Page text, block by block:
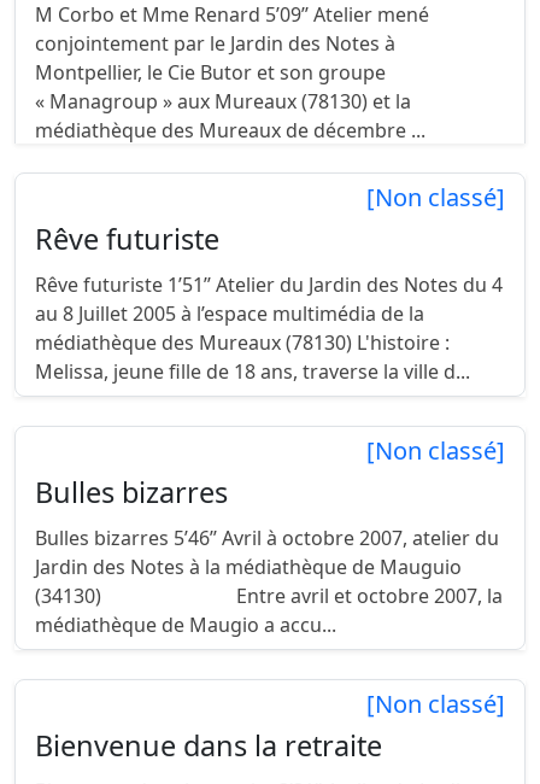
M Corbo et Mme Renard 5’09’’ Atelier mené
conjointement par le Jardin des Notes à
Montpellier, le Cie Butor et son groupe
« Managroup » aux Mureaux (78130) et la
médiathèque des Mureaux de décembre ...
[Non classé]
Rêve futuriste
Rêve futuriste 1’51’’ Atelier du Jardin des Notes du 4
au 8 Juillet 2005 à l’espace multimédia de la
médiathèque des Mureaux (78130) L'histoire :
Melissa, jeune fille de 18 ans, traverse la ville d...
[Non classé]
Bulles bizarres
Bulles bizarres 5’46’’ Avril à octobre 2007, atelier du
Jardin des Notes à la médiathèque de Mauguio
(34130) Entre avril et octobre 2007, la
médiathèque de Maugio a accu...
[Non classé]
Bienvenue dans la retraite